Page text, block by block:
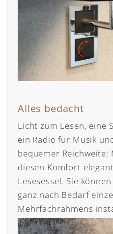
Alles bedacht
Licht zum Lesen, eine
ein Radio für Musik
bequemer
diesen Komfort
Lesesessel. Sie
ganz nach Bedarf
Mehrfachrahmens